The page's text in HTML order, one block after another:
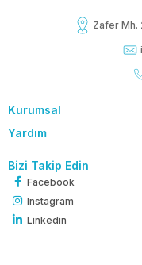
Zafer Mh.
Kurumsal
Yardım
Bizi Takip Edin
Facebook
Instagram
Linkedin